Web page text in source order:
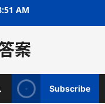
AM
案
Subscribe